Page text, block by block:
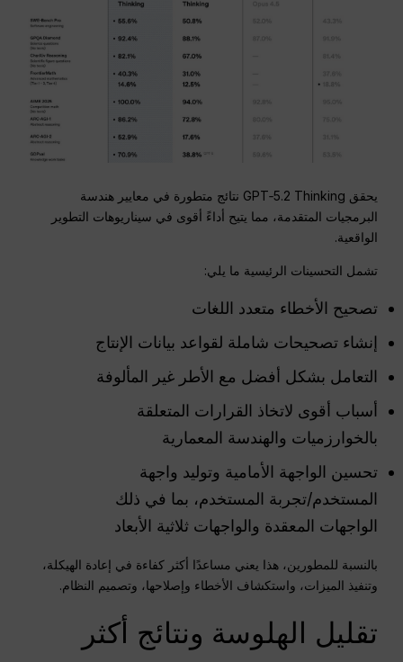
يحقق GPT‑5.2 Thinking نتائج متطورة في معايير هندسة
البرمجيات المتقدمة، مما يتيح أداءً أقوى في سيناريوهات التطوير
الواقعية.
تشمل التحسينات الرئيسية ما يلي:
تصحيح الأخطاء متعدد اللغات
إنشاء تصحيحات شاملة لقواعد بيانات الإنتاج
التعامل بشكل أفضل مع الأطر غير المألوفة
أسباب أقوى لاتخاذ القرارات المتعلقة
بالخوارزميات والهندسة المعمارية
تحسين الواجهة الأمامية وتوليد واجهة
المستخدم/تجربة المستخدم، بما في ذلك
الواجهات المعقدة والواجهات ثلاثية الأبعاد
بالنسبة للمطورين، هذا يعني مساعدًا أكثر كفاءة في إعادة الهيكلة،
وتنفيذ الميزات، واستكشاف الأخطاء وإصلاحها، وتصميم النظام.
تقليل الهلوسة ونتائج أكثر